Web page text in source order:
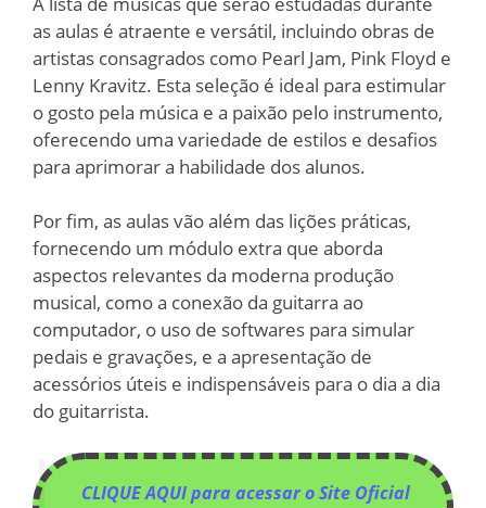
as aulas é atraente e versátil, incluindo obras de
artistas consagrados como Pearl Jam, Pink Floyd e
Lenny Kravitz. Esta seleção é ideal para estimular
o gosto pela música e a paixão pelo instrumento,
oferecendo uma variedade de estilos e desafios
para aprimorar a habilidade dos alunos.
Por fim, as aulas vão além das lições práticas,
fornecendo um módulo extra que aborda
aspectos relevantes da moderna produção
musical, como a conexão da guitarra ao
computador, o uso de softwares para simular
pedais e gravações, e a apresentação de
acessórios úteis e indispensáveis para o dia a dia
do guitarrista.
CLIQUE AQUI para acessar o Site Oficial